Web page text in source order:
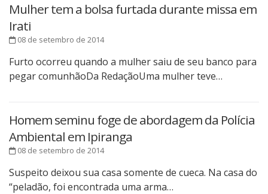
Mulher tem a bolsa furtada durante missa em
Irati
08 de setembro de 2014
Furto ocorreu quando a mulher saiu de seu banco para
pegar comunhãoDa RedaçãoUma mulher teve…
Homem seminu foge de abordagem da Polícia
Ambiental em Ipiranga
08 de setembro de 2014
Suspeito deixou sua casa somente de cueca. Na casa do
“peladão, foi encontrada uma arma…